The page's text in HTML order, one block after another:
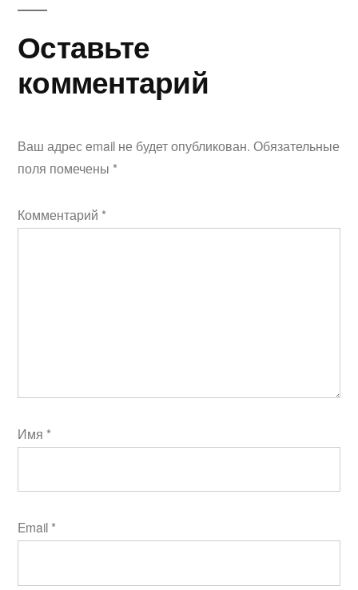
Оставьте
комментарий
Ваш адрес email не будет опубликован. Обязательные
поля помечены *
Комментарий *
Имя *
Email *